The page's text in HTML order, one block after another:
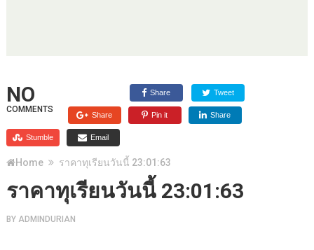
NO
COMMENTS
Share Tweet
Share Pin it Share
Stumble Email
Home ราคาทุเรียนวันนี้ 23:01:63
ราคาทุเรียนวันนี้ 23:01:63
BY ADMINDURIAN